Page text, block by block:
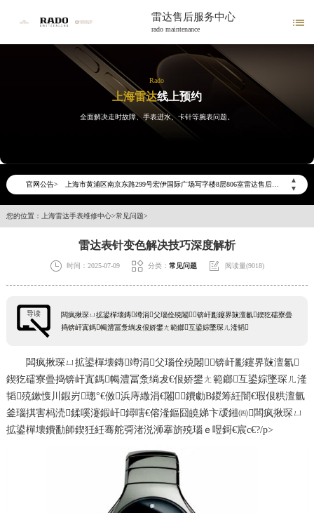
雷达售后服务中心
rado maintenance

Rado
上海雷达线上预约
全面解决走时故障、手表进水、卡针等腕表问题。
官网公告>
▲
▼
2026年6月雷达上海市售后服务网络优化升级公告
上海市徐汇区虹桥路3号港汇中心写字楼2座37层3705室（需提前预约）
节假日正常营业！
您的位置： 上海雷达手表维修中心>常见问题>
雷达表针变色解决技巧深度解析
 时间：2025-07-09  分类： 常见问题  阅读量(9018)
导读
闆疯揪琛ㄩ拡鍙樿壊鏄竴涓父瑙佺殑闂锛屽彲鑳界敱澶氱鍥犵礌寮曡
捣锛屽寘鎷幆澧冨洜绱犮佷娇鐢ㄤ範鎯互鍙婃墜琛ㄦ湰韬
闆疯揪琛ㄩ拡鍙樿壊鏄竴涓父瑙佺殑闂锛屽彲鑳界敱澶氱
鍥犵礌寮曡捣锛屽寘鎷幆澧冨洜绱犮€佷娇鐢ㄤ範鎯互鍙婃墜琛ㄦ湰
韬殑鏉愯川鍜岃璁°€傚浜庤繖涓€闂鐨勮В鍐筹紝闇€瑕佷粠澶氫
釜瑙掑害杩涜鍒嗘瀽鍜屽鐞嗐€傛湰鏂囧皢娣卞叆鎺㈣闆疯揪琛ㄩ
拡鍙樿壊鐨勫師鍥狅紝骞舵彁渚涚浉搴旂殑瑙ｅ喅鎶€宸с€?/p>